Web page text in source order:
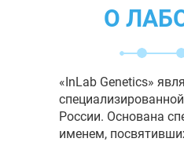
О
«InLab Genetics»
России. Основана
именем,